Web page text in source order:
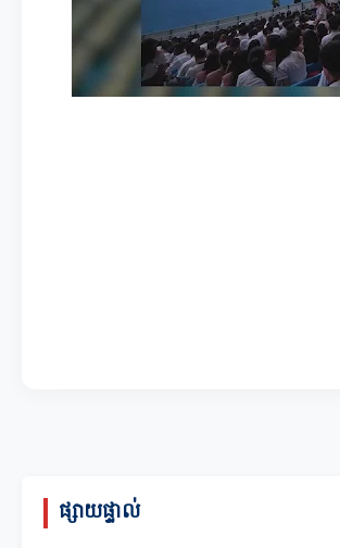
ផ្សាយផ្ទាល់